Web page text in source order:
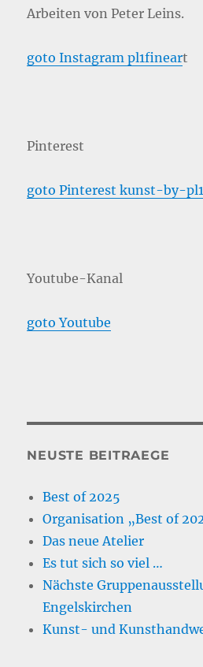
Arbeiten von Peter Leins.
goto Instagram pl1fineart
Pinterest
goto Pinterest kunst-by-
Youtube-Kanal
goto Youtube
NEUSTE BEITRAEGE
Best of 2025
Organisation „Best of
Das neue Atelier
Es tut sich so viel …
Nächste
Engelskirchen
Kunst- und